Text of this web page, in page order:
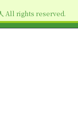
All rights reserved.